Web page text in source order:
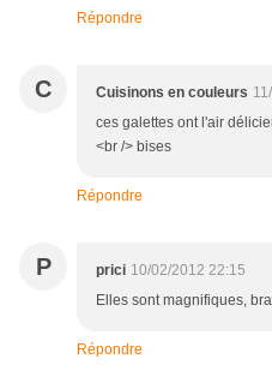
Répondre
C Cuisinons en couleurs
ces galettes ont l'air
<br /> bises
Répondre
P prici 10/02/2012 22:15
Elles sont magnifiques,
Répondre